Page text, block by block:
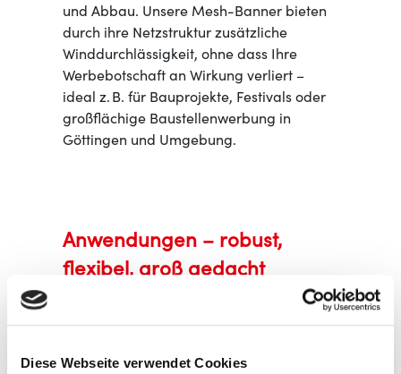
Diese Webseite verwendet Cookies
und Abbau. Unsere Mesh-Banner bieten
durch ihre Netzstruktur zusätzliche
Winddurchlässigkeit, ohne dass Ihre
Werbebotschaft an Wirkung verliert –
ideal z. B. für Bauprojekte, Festivals oder
großflächige Baustellenwerbung in
Göttingen und Umgebung.
Anwendungen – robust,
flexibel, groß gedacht
Unsere Banner und Planen kommen unter
anderem zum Einsatz als:
Bauzaunbanner & Gerüstwerbung